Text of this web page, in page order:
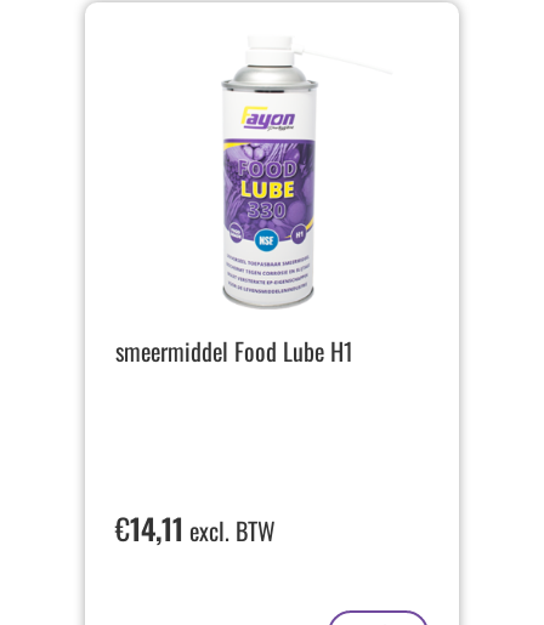
smeermiddel Food Lube H1
€14,11 excl. BTW